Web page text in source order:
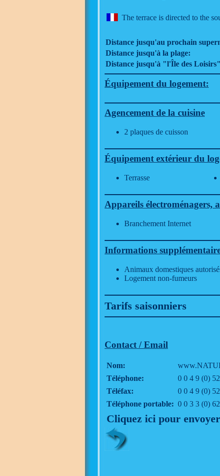
The terrace is directed to the
Distance jusqu'au prochain
Distance jusqu'à la plage:
Distance jusqu'à "l'Île des
Équipement du logement:
Agencement de la cuisine
2 plaques de cuisson
Équipement extérieur du
Terrasse
Appareils électroménagers,
Branchement Internet
Informations
Animaux domestiques
Logement non-fumeurs
Tarifs saisonniers
Contact / Email
Nom:
Téléphone:
0 0 4 9 (0)
Téléfax:
0 0 4 9 (0)
Téléphone portable: 0 0 3 3 (0)
Cliquez ici pour